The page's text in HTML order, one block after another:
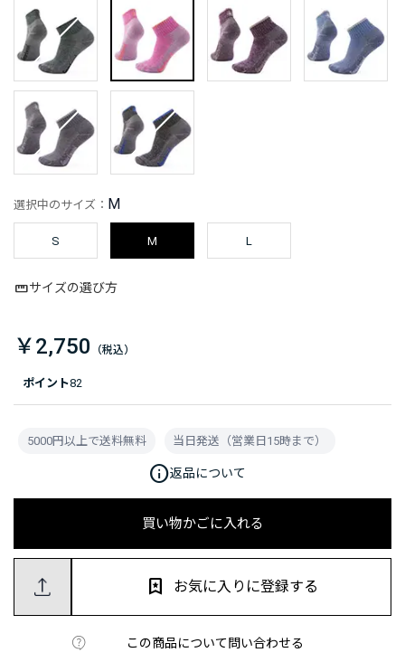
ポイント82
選択中のサイズ： M
S M L
サイズの選び方
￥2,750
買い物かごに入れる
この商品について問い合わせる
お気に入りに登録する
5000円以上で送料無料 当日発送（営業日15時まで）
info返品について